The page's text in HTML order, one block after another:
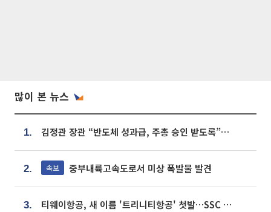
많이 본 뉴스
1. 김정관 장관 “반도체 성과급, 주총 승인 받도록”…상법·자본시장법 개정 시사
2. 속보 중부내륙고속도로서 미상 폭발물 발견
3. 티웨이항공, 새 이름 '트리니티항공' 첫발…SSC 전략 본격화